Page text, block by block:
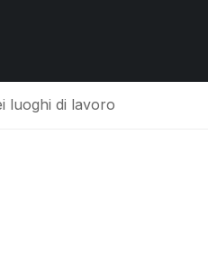
luoghi di lavoro